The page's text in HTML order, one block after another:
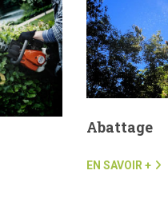
Abattage
EN SAVOIR +